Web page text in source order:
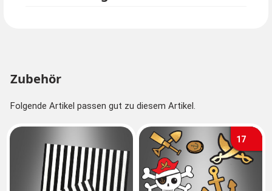
Zubehör
Folgende Artikel passen gut zu diesem Artikel.
17